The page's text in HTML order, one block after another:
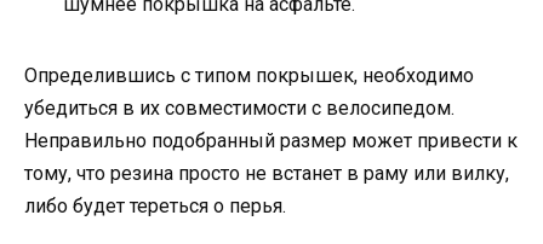
Определившись с типом покрышек, необходимо
убедиться в их совместимости с велосипедом.
Неправильно подобранный размер может привести к
тому, что резина просто не встанет в раму или вилку,
либо будет тереться о перья.